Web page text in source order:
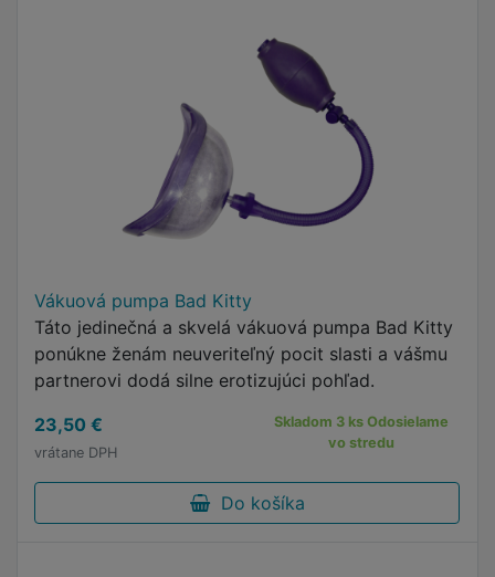
Vákuová pumpa Bad Kitty
Táto jedinečná a skvelá vákuová pumpa Bad Kitty
ponúkne ženám neuveriteľný pocit slasti a vášmu
partnerovi dodá silne erotizujúci pohľad.
23,50 €
vrátane DPH
Skladom 3 ks Odosielame
vo stredu
Do košíka